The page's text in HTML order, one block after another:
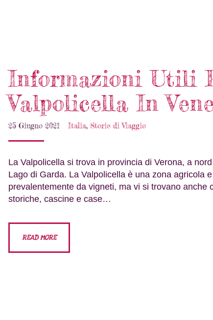
Informazioni Utili
Valpolicella In
25 Giugno 2021 Italia, Storie di Viaggio
La Valpolicella si trova in provincia di Verona, a
Lago di Garda. La Valpolicella è una zona agricola
prevalentemente da vigneti, ma vi si trovano
storiche, cascine e case…
READ MORE